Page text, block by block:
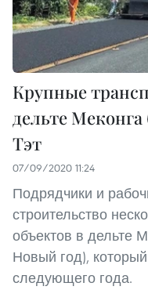
Крупные
дельте
Тэт
07/09/2020 11:24
Подрядчики и
строительство
объектов в дельте
Новый год),
следующего года.